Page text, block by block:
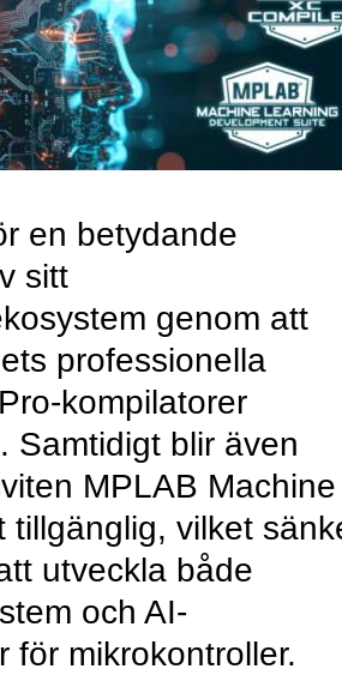
en betydande
sitt
genom att
professionella
kompilatorer
Samtidigt blir även
MPLAB Machine
tillgänglig, vilket
utveckla både
och AI-
för mikrokontroller.